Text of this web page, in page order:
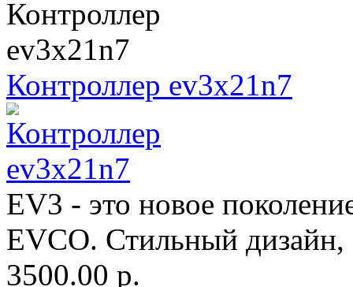
Контроллер ev3x21n7
EV3 - это новое
EVCO. Стильный
3500.00 р.